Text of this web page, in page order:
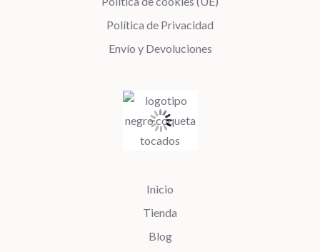
Política de Privacidad
Envío y Devoluciones
Inicio
Tienda
Blog